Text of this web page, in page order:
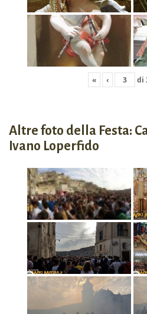
« ‹ di
Altre foto della Festa:
Ivano Loperfido